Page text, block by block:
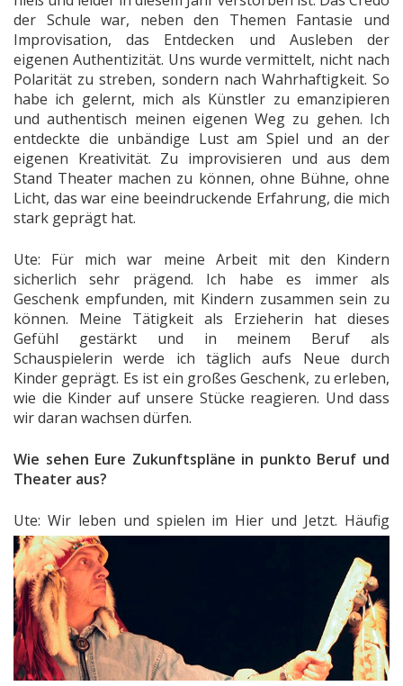
der Schule war, neben den Themen Fantasie und
Improvisation, das Entdecken und Ausleben der
eigenen Authentizität. Uns wurde vermittelt, nicht nach
Polarität zu streben, sondern nach Wahrhaftigkeit. So
habe ich gelernt, mich als Künstler zu emanzipieren
und authentisch meinen eigenen Weg zu gehen. Ich
entdeckte die unbändige Lust am Spiel und an der
eigenen Kreativität. Zu improvisieren und aus dem
Stand Theater machen zu können, ohne Bühne, ohne
Licht, das war eine beeindruckende Erfahrung, die mich
stark geprägt hat.
Ute: Für mich war meine Arbeit mit den Kindern
sicherlich sehr prägend. Ich habe es immer als
Geschenk empfunden, mit Kindern zusammen sein zu
können. Meine Tätigkeit als Erzieherin hat dieses
Gefühl gestärkt und in meinem Beruf als
Schauspielerin werde ich täglich aufs Neue durch
Kinder geprägt. Es ist ein großes Geschenk, zu erleben,
wie die Kinder auf unsere Stücke reagieren. Und dass
wir daran wachsen dürfen.
Wie sehen Eure Zukunftspläne in punkto Beruf und
Theater aus?
Ute: Wir leben und spielen im Hier und Jetzt. Häufig